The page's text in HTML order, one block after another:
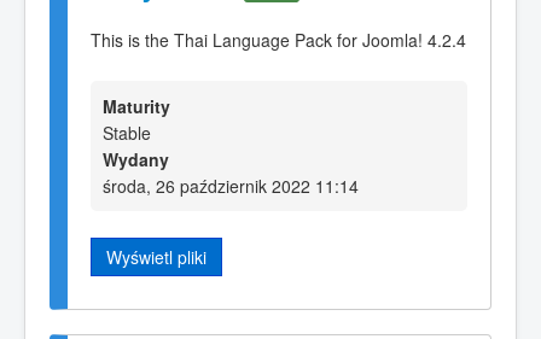
This is the Thai Language Pack for Joomla! 4.2.4
Maturity
Stable
Wydany
środa, 26 październik 2022 11:14
Wyświetl pliki